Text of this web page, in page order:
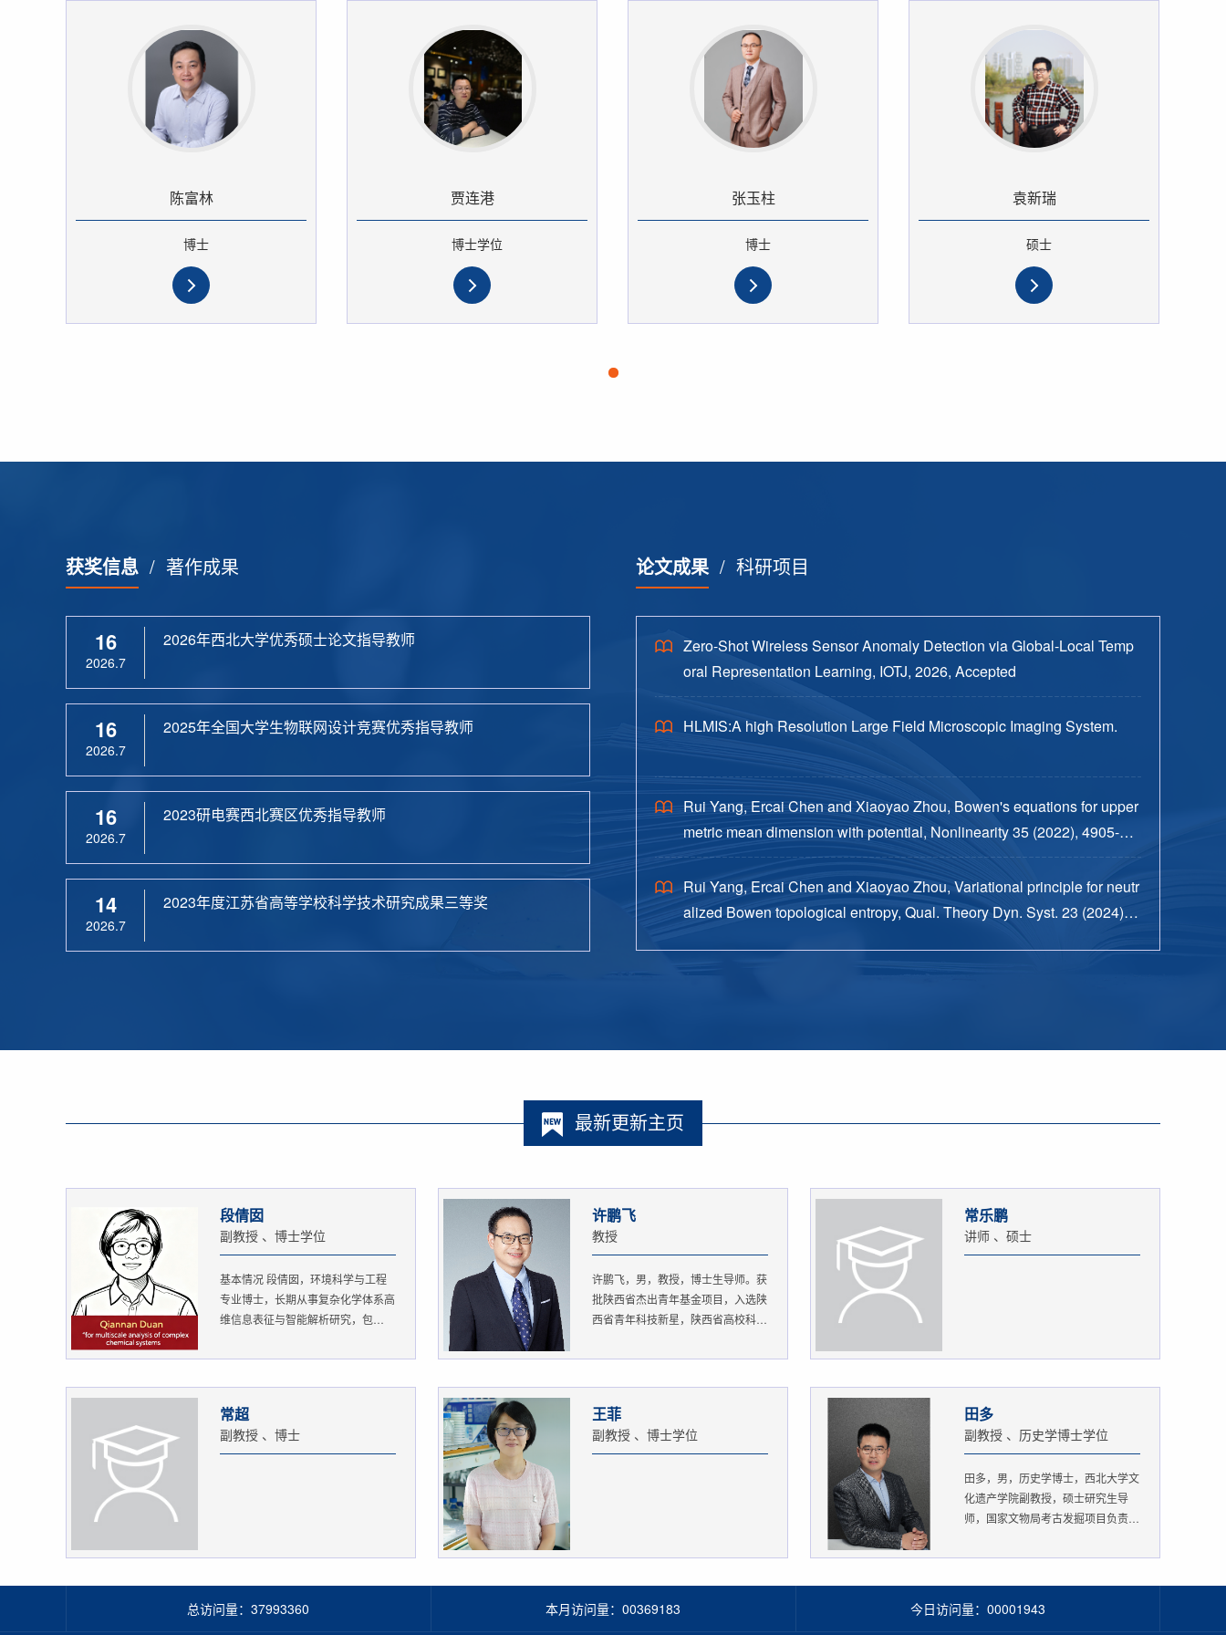
陈富林
博士
贾连港
博士学位
张玉柱
博士
袁新瑞
硕士
获奖信息 / 著作成果
16
2026.7
2026年西北大学优秀硕士论文指导教师
16
2026.7
2025年全国大学生物联网设计竞赛优秀指导教师
16
2026.7
2023研电赛西北赛区优秀指导教师
14
2026.7
2023年度江苏省高等学校科学技术研究成果三等奖
论文成果/ 科研项目
Zero-Shot Wireless Sensor Anomaly Detection via Global-Local Temp
oral Representation Learning, IOTJ, 2026, Accepted
HLMIS:A high Resolution Large Field Microscopic Imaging System.
Rui Yang, Ercai Chen and Xiaoyao Zhou, Bowen's equations for upper
metric mean dimension with potential, Nonlinearity 35 (2022), 4905-49
38.
Rui Yang, Ercai Chen and Xiaoyao Zhou, Variational principle for neutr
alized Bowen topological entropy, Qual. Theory Dyn. Syst. 23 (2024), n
最新更新主页
段倩囡
副教授 、博士学位
基本情况 段倩囡，环境科学与工程
专业博士，长期从事复杂化学体系高
维信息表征与智能解析研究，包
许鹏飞
教授
许鹏飞，男，教授，博士生导师。获
批陕西省杰出青年基金项目，入选陕
西省青年科技新星，陕西省高校科
常乐鹏
讲师 、硕士
常超
副教授 、博士
王菲
副教授 、博士学位
田多
副教授 、历史学博士学位
田多，男，历史学博士，西北大学文
化遗产学院副教授，硕士研究生导
师，国家文物局考古发掘项目负责
总访问量： 37993360 本月访问量： 00369183 今日访问量： 00001943